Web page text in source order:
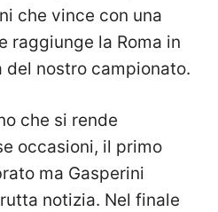
che vince con una
raggiunge la Roma in
nostro campionato.
che si rende
occasioni, il primo
ma Gasperini
notizia. Nel finale